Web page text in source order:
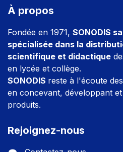
À propos
Fondée en 1971, SONODIS
spécialisée dans la
scientifique et didactique
en lycée et collège.
SONODIS reste à l'écoute
en concevant, développant
produits.
Rejoignez-nous